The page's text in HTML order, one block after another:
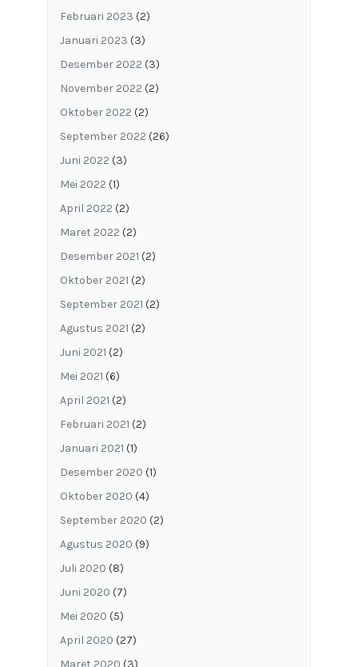
Februari 2023 (2)
Januari 2023 (3)
Desember 2022 (3)
November 2022 (2)
Oktober 2022 (2)
September 2022 (26)
Juni 2022 (3)
Mei 2022 (1)
April 2022 (2)
Maret 2022 (2)
Desember 2021 (2)
Oktober 2021 (2)
September 2021 (2)
Agustus 2021 (2)
Juni 2021 (2)
Mei 2021 (6)
April 2021 (2)
Februari 2021 (2)
Januari 2021 (1)
Desember 2020 (1)
Oktober 2020 (4)
September 2020 (2)
Agustus 2020 (9)
Juli 2020 (8)
Juni 2020 (7)
Mei 2020 (5)
April 2020 (27)
Maret 2020 (3)